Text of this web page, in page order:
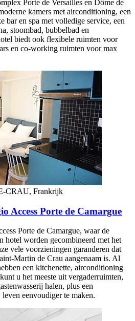
Porte de Versailles en Dôme de
kamers met airconditioning, een
bar en spa met volledige service, een
stoombad, bubbelbad en
biedt ook flexibele ruimten voor
en co-working ruimten voor max
CRAU, Frankrijk
Access Porte de Camargue
Porte de Camargue, waar de
hotel worden gecombineerd met het
vele voorzieningen garanderen dat
Martin de Crau aangenaam is. Al
een kitchenette, airconditioning
u het meeste uit vergaderruimten,
halen, plus een
eenvoudiger te maken.